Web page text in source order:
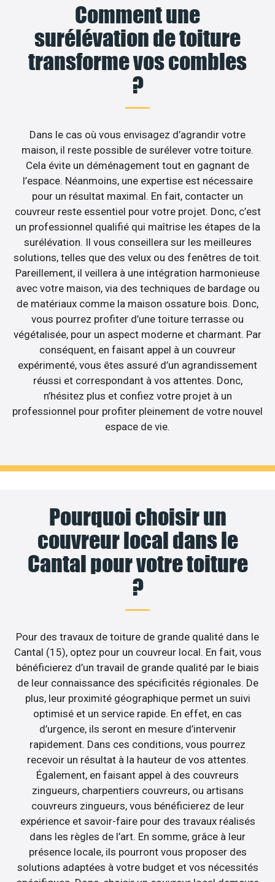
Comment une
surélévation de toiture
transforme vos combles
?
Dans le cas où vous envisagez d’agrandir votre
maison, il reste possible de surélever votre toiture.
Cela évite un déménagement tout en gagnant de
l’espace. Néanmoins, une expertise est nécessaire
pour un résultat maximal. En fait, contacter un
couvreur reste essentiel pour votre projet. Donc, c’est
un professionnel qualifié qui maîtrise les étapes de la
surélévation. Il vous conseillera sur les meilleures
solutions, telles que des velux ou des fenêtres de toit.
Pareillement, il veillera à une intégration harmonieuse
avec votre maison, via des techniques de bardage ou
de matériaux comme la maison ossature bois. Donc,
vous pourrez profiter d’une toiture terrasse ou
végétalisée, pour un aspect moderne et charmant. Par
conséquent, en faisant appel à un couvreur
expérimenté, vous êtes assuré d’un agrandissement
réussi et correspondant à vos attentes. Donc,
n’hésitez plus et confiez votre projet à un
professionnel pour profiter pleinement de votre nouvel
espace de vie.
Pourquoi choisir un
couvreur local dans le
Cantal pour votre toiture
?
Pour des travaux de toiture de grande qualité dans le
Cantal (15), optez pour un couvreur local. En fait, vous
bénéficierez d’un travail de grande qualité par le biais
de leur connaissance des spécificités régionales. De
plus, leur proximité géographique permet un suivi
optimisé et un service rapide. En effet, en cas
d’urgence, ils seront en mesure d’intervenir
rapidement. Dans ces conditions, vous pourrez
recevoir un résultat à la hauteur de vos attentes.
Également, en faisant appel à des couvreurs
zingueurs, charpentiers couvreurs, ou artisans
couvreurs zingueurs, vous bénéficierez de leur
expérience et savoir-faire pour des travaux réalisés
dans les règles de l’art. En somme, grâce à leur
présence locale, ils pourront vous proposer des
solutions adaptées à votre budget et vos nécessités